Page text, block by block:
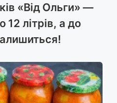
«Від Ольги» —
літрів, а до